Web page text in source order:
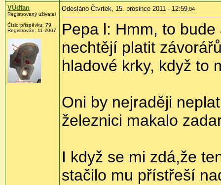
VÚdfan
Registrovaný uživatel
Číslo příspěvku: 79
Registrován: 11-2007
Odesláno Čtvrtek, 15. prosince 2011 - 12:59:04
Pepa l: Hmm, to
nechtějí platit
hladové krky, když to
Oni by nejraději
železnici makalo
I když se mi zdá,že
stačilo mu přístřeší